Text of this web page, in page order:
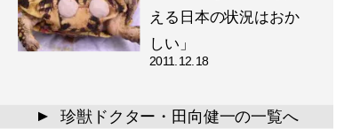
える日本の状況はおか
しい」
2011.12.18
▲ 珍獣ドクター・田向健一の一覧へ